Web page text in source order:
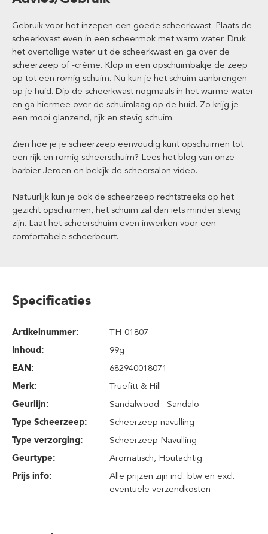
Gebruik voor het inzepen een goede scheerkwast. Plaats de
scheerkwast even in een scheermok met warm water. Druk
het overtollige water uit de scheerkwast en ga over de
scheerzeep of -crème. Klop in een opschuimbakje de zeep
op tot een romig schuim. Nu kun je het schuim aanbrengen
op je huid. Dip de scheerkwast nogmaals in het warme water
en ga hiermee over de schuimlaag op de huid. Zo krijg je
een mooi glanzend, rijk en stevig schuim.
Zien hoe je je scheerzeep eenvoudig kunt opschuimen tot
een rijk en romig scheerschuim? Lees het blog van onze
barbier Jeroen en bekijk de scheersalon video.
Natuurlijk kun je ook de scheerzeep rechtstreeks op het
gezicht opschuimen, het schuim zal dan iets minder stevig
zijn. Laat het scheerschuim even inwerken voor een
comfortabele scheerbeurt.
Specificaties
Artikelnummer:
TH-01807
Inhoud:
99g
EAN:
682940018071
Merk:
Truefitt & Hill
Geurlijn:
Sandalwood - Sandalo
Type Scheerzeep:
Scheerzeep navulling
Type verzorging:
Scheerzeep Navulling
Geurtype:
Aromatisch, Houtachtig
Prijs info:
Alle prijzen zijn incl. btw en excl.
eventueleverzendkosten